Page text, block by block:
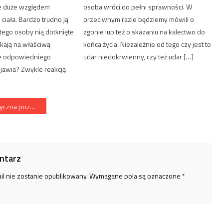
względem
Bardzo trudno ją
osoby nią dotknięte
na właściwą
odpowiedniego
Zwykle reakcją
osoba wróci do pełni sprawności. W
przeciwnym razie będziemy mówili o
zgonie lub też o skazaniu na kalectwo do
końca życia. Niezależnie od tego czy jest to
udar niedokrwienny, czy też udar […]
na zdrowie
nie zostanie opublikowany.Wymagane pola są oznaczone *